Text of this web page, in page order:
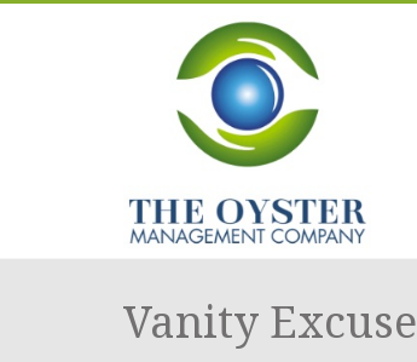
Vanity Excuse